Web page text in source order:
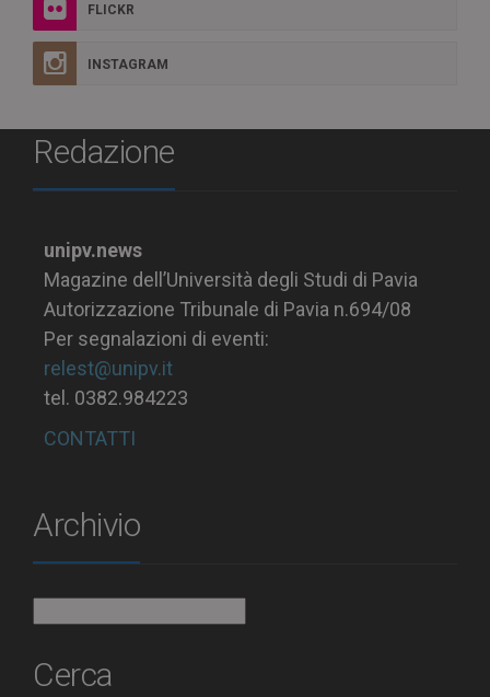
FLICKR
INSTAGRAM
Redazione
unipv.news
Magazine dell’Università degli Studi di Pavia
Autorizzazione Tribunale di Pavia n.694/08
Per segnalazioni di eventi:
relest@unipv.it
tel. 0382.984223
CONTATTI
Archivio
Cerca